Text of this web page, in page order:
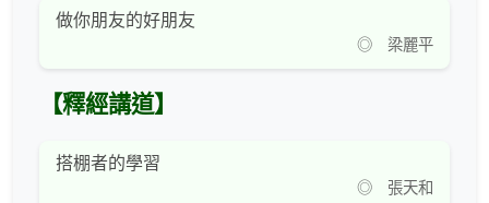
做你朋友的好朋友
◎ 梁麗平
【釋經講道】
搭棚者的學習
◎ 張天和